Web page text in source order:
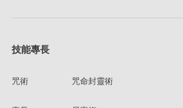
技能專長
咒術 咒命封靈術